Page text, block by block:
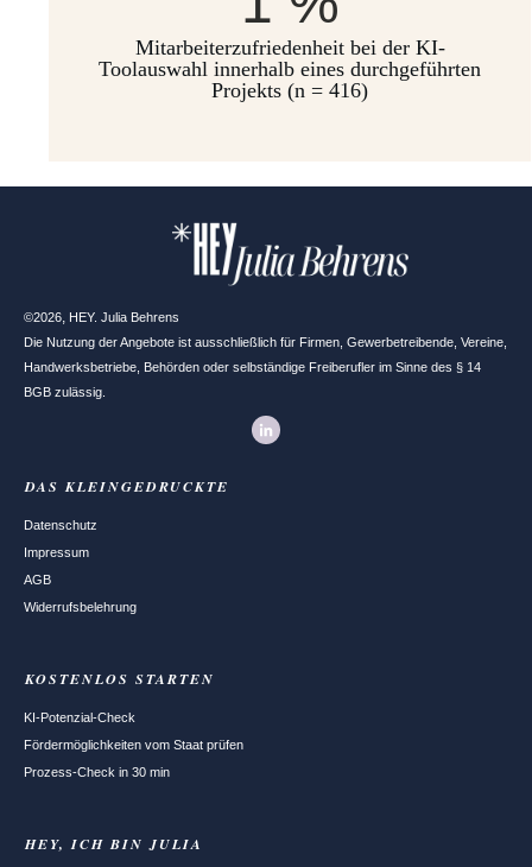
Mitarbeiterzufriedenheit bei der KI-
Toolauswahl innerhalb eines durchgeführten
Projekts (n = 416)
©2026, HEY. Julia Behrens
Die Nutzung der Angebote ist ausschließlich für Firmen, Gewerbetreibende, Vereine,
Handwerksbetriebe, Behörden oder selbständige Freiberufler im Sinne des § 14
BGB zulässig.
DAS KLEINGEDRUCKTE
Datenschutz
Impressum
AGB
Widerrufsbelehrung
KOSTENLOS STARTEN
KI-Potenzial-Check
Fördermöglichkeiten vom Staat prüfen
Prozess-Check in 30 min
HEY, ICH BIN JULIA